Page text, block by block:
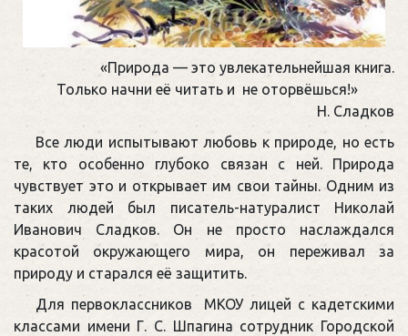
«Природа — это увлекательнейшая книга.
Только начни её читать и не оторвёшься!»
Н. Сладков
Все люди испытывают любовь к природе, но есть
те, кто особенно глубоко связан с ней. Природа
чувствует это и открывает им свои тайны. Одним из
таких людей был писатель-натуралист Николай
Иванович Сладков. Он не просто наслаждался
красотой окружающего мира, он переживал за
природу и старался её защитить.
Для первоклассников МКОУ лицей с кадетскими
классами имени Г. С. Шпагина сотрудник Городской